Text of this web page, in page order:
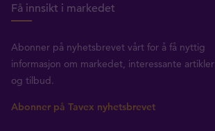
Få innsikt i markedet
Abonner på nyhetsbrevet vårt for å få nyttig
informasjon om markedet, interessante artikler
og tilbud.
Abonner på Tavex nyhetsbrevet